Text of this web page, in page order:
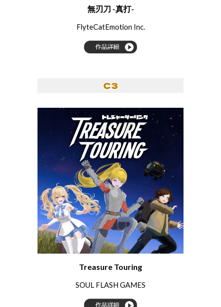
無刃刀 -真打-
FlyteCatEmotion Inc.
Treasure Touring
SOUL FLASH GAMES